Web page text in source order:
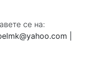
се на: